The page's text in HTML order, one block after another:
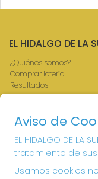
EL HIDALGO DE LA
¿Quiénes somos?
Comprar lotería
Resultados
Contacto
Registro
CONTACTO
ADMINISTRACION
Aviso de
EL HIDALGO DE LA
tratamiento de
Usamos cookies